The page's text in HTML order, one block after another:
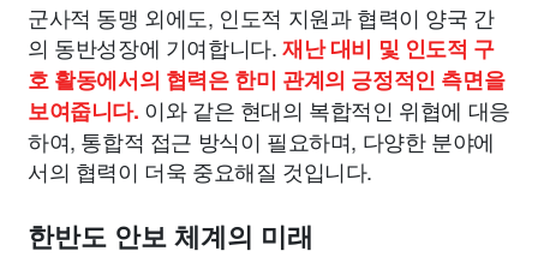
군사적 동맹 외에도, 인도적 지원과 협력이 양국 간
의 동반성장에 기여합니다.재난 대비 및 인도적 구
호 활동에서의 협력은 한미 관계의 긍정적인 측면을
보여줍니다. 이와 같은 현대의 복합적인 위협에 대응
하여, 통합적 접근 방식이 필요하며, 다양한 분야에
서의 협력이 더욱 중요해질 것입니다.
한반도 안보 체계의 미래